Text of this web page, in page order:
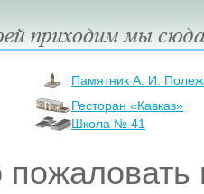
Памятник А. И.
Ресторан «Кавказ»
Школа № 41